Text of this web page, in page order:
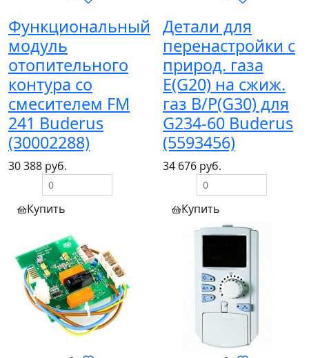
Функциональный
модуль
отопительного
контура со
смесителем FM
241 Buderus
(30002288)
30 388 руб.
Купить
Детали для
перенастройки с
природ. газа
E(G20) на сжиж.
газ B/P(G30) для
G234-60 Buderus
(5593456)
34 676 руб.
Купить